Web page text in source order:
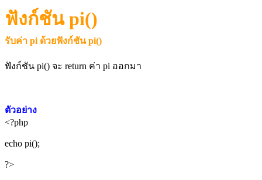
ฟังก์ชันpi()
รับค่า pi ด้วยฟังก์ชันpi()
ฟังก์ชัน pi() จะ return ค่า pi ออกมา
ตัวอย่าง
<?php
echo pi();
?>